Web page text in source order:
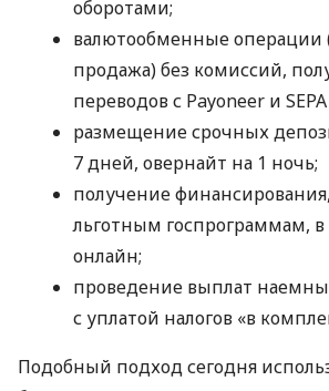
оборотами;
валютообменные операции
продажа) без комиссий,
переводов с Payoneer и
размещение срочных
7 дней, овернайт на 1 ночь;
получение
льготным госпрограммам,
онлайн;
проведение выплат
с уплатой налогов «в
Подобный подход сегодня